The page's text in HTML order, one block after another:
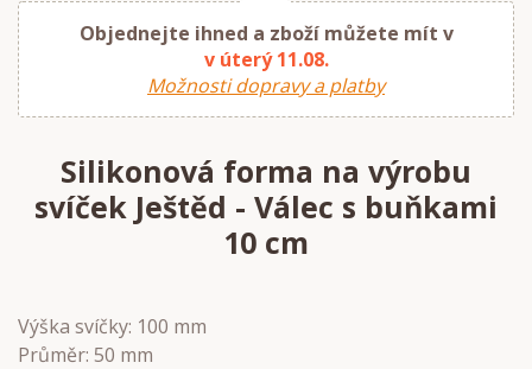
Objednejte ihned a zboží můžete mít v
v úterý 11.08.
Možnosti dopravy a platby
Silikonová forma na výrobu
svíček Ještěd - Válec s buňkami
10 cm
Výška svíčky: 100 mm
Průměr: 50 mm